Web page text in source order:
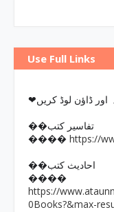
Use Full Links
��تفاسیر کتب
���� https://
��احادیث کتب
����
https://
0Books?&max-